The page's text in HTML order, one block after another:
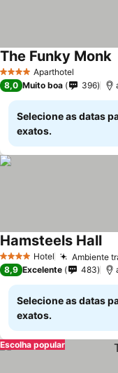
4 EstrelasAparthotel
The Funky Monk
8,0 Muito boa 396
Selecione as datas
exatos.
4 EstrelasHotel Ambiente
Hamsteels Hall
8,9 Excelente 483
Selecione as datas
exatos.
Escolha popular